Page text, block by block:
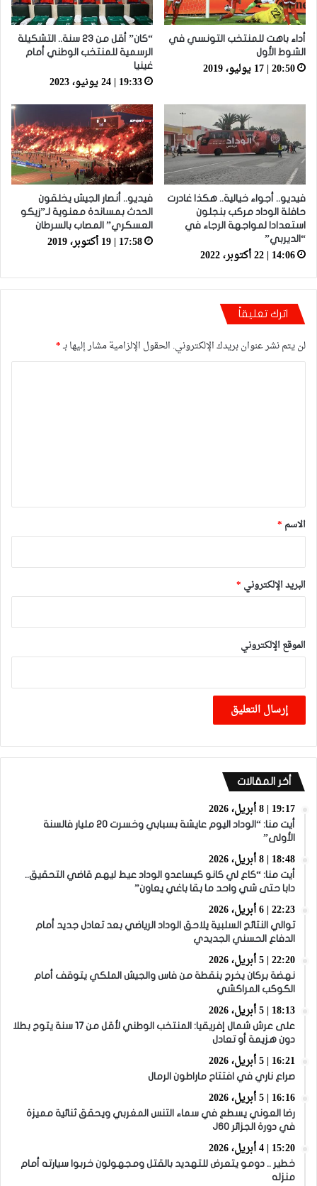
أداء باهت للمنتخب التونسي في
الشوط الأول
20:50 | 17 يوليو، 2019
“كان” أقل من 23 سنة.. التشكيلة
الرسمية للمنتخب الوطني أمام
غينيا
19:33 | 24 يونيو، 2023
فيديو.. أجواء خيالية.. هكذا غادرت
حافلة الوداد مركب بنجلون
استعدادا لمواجهة الرجاء في
“الديربي”
14:06 | 22 أكتوبر، 2022
فيديو.. أنصار الجيش يخلقون
الحدث بمساندة معنوية لـ”زيكو
العسكري” المصاب بالسرطان
17:58 | 19 أكتوبر، 2019
اترك تعليقاً
لن يتم نشر عنوان بريدك الإلكتروني. الحقول الإلزامية مشار إليها بـ*
*
الاسم *
البريد الإلكتروني *
الموقع الإلكتروني
أخر المقالات
19:17 | 8 أبريل، 2026
أيت منا: “الوداد اليوم عايشة بسبابي وخسرت 20 مليار فالسنة
الأولى”
18:48 | 8 أبريل، 2026
أيت منا: “كاع لي كانو كيساعدو الوداد عيط ليهم قاضي التحقيق..
دابا حتى شي واحد ما بقا باغي يعاون”
22:23 | 6 أبريل، 2026
توالي النتائج السلبية يلاحق الوداد الرياضي بعد تعادل جديد أمام
الدفاع الحسني الجديدي
22:20 | 5 أبريل، 2026
نهضة بركان يخرج بنقطة من فاس والجيش الملكي يتوقف أمام
الكوكب المراكشي
18:13 | 5 أبريل، 2026
على عرش شمال إفريقيا: المنتخب الوطني لأقل من 17 سنة يتوج بطلا
دون هزيمة أو تعادل
16:21 | 5 أبريل، 2026
صراع ناري في افتتاح ماراطون الرمال
16:16 | 5 أبريل، 2026
رضا العوني يسطع في سماء التنس المغربي ويحقق ثنائية مميزة
في دورة الجزائر J60
15:20 | 4 أبريل، 2026
خطير .. دومو يتعرض للتهديد بالقتل ومجهولون خربوا سيارته أمام
منزله